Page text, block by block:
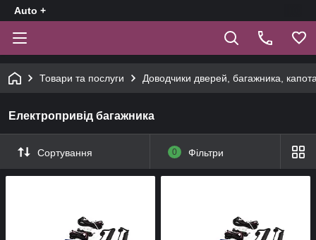
Auto +
Товари та послуги Доводчики дверей, багажника,
Електропривід багажника
Сортування 0 Фільтри